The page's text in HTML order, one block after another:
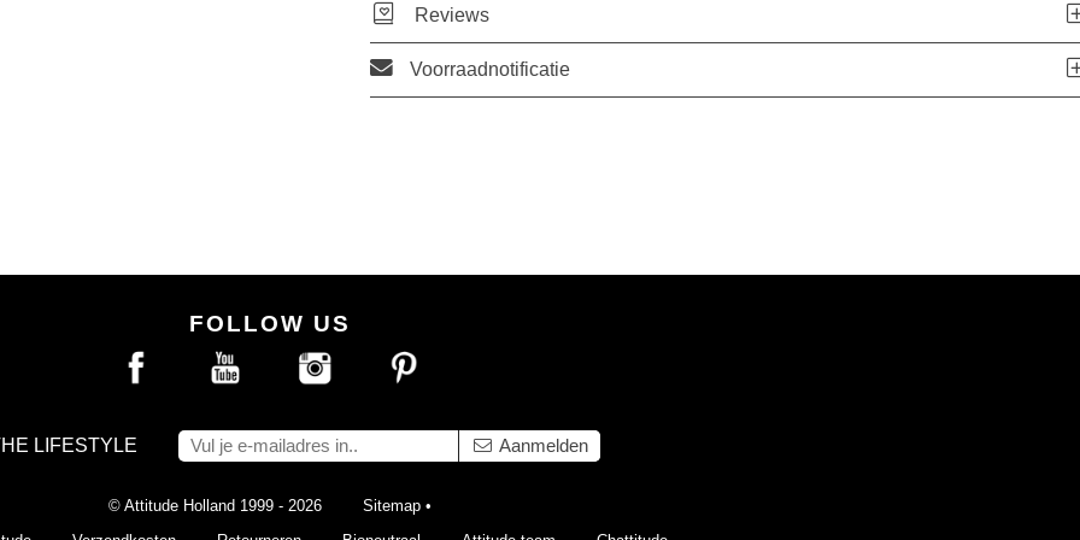
Reviews
Voorraadnotificatie
FOLLOW US
LIFESTYLE Aanmelden
© Attitude Holland 1999 - 2026 Sitemap •